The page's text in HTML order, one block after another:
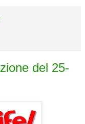
del 25-